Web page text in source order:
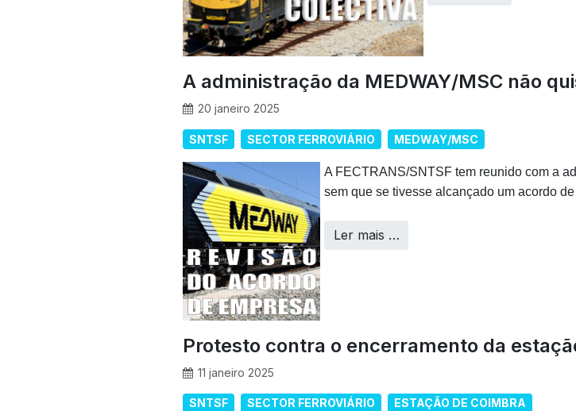
A administração da MEDWAY/MSC não
20 janeiro 2025
SNTSF SECTOR FERROVIÁRIO MEDWAY/MSC
A FECTRANS/SNTSF tem reunido com a
sem que se tivesse alcançado um acordo
Ler mais …
Protesto contra o encerramento da
11 janeiro 2025
SNTSF SECTOR FERROVIÁRIO ESTAÇÃO DE COIMBRA